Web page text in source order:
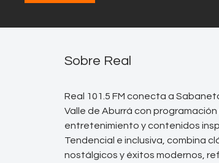
Sobre Real
Real 101.5 FM conecta a
Valle de Aburrá con programación
entretenimiento y contenidos
Tendencial e inclusiva, combina
nostálgicos y éxitos modernos,